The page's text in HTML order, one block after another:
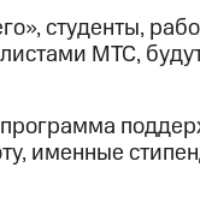
студенты,
МТС,
именные